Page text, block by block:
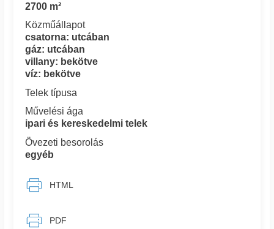
2700 m²
Közműállapot
csatorna: utcában
gáz: utcában
villany: bekötve
víz: bekötve
Telek típusa
Művelési ága
ipari és kereskedelmi telek
Övezeti besorolás
egyéb
HTML
PDF